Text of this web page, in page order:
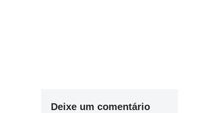
Deixe um comentário